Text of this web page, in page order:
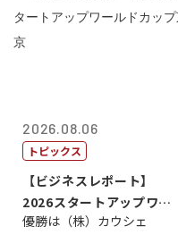
2026.08.06
トピックス
【ビジネスレポート】
2026スタートアップワー
ルドカップ東京
優勝は（株）カウシェ